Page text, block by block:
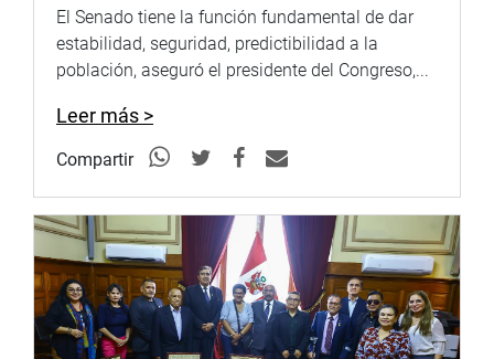
El Senado tiene la función fundamental de dar
estabilidad, seguridad, predictibilidad a la
población, aseguró el presidente del Congreso,...
Leer más >
Compartir